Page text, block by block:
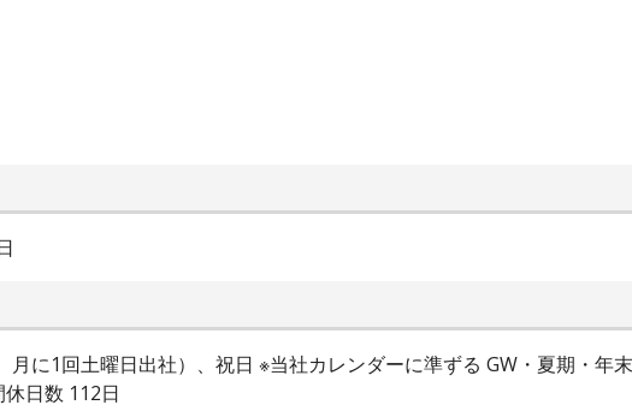
月に1回土曜日出社）、祝日 ※当社カレンダーに準ずる GW・夏期・年
日数 112日